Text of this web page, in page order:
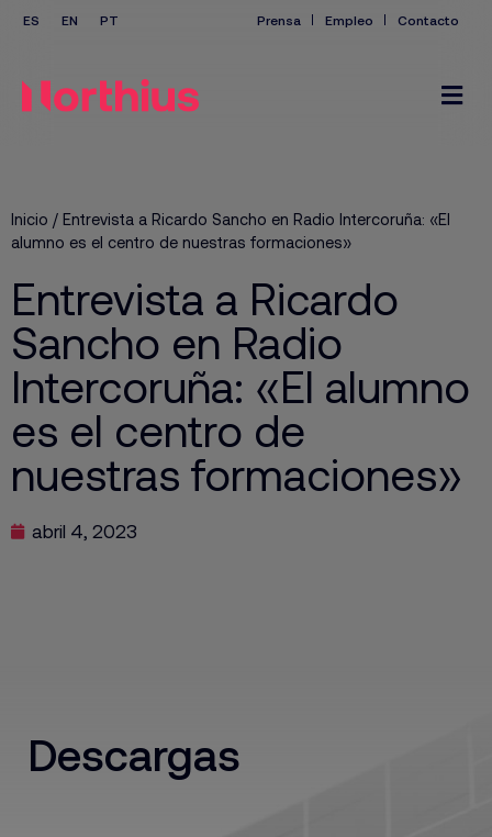
Prensa Empleo Contacto
Inicio / Entrevista a Ricardo Sancho en Radio Intercoruña: «El
alumno es el centro de nuestras formaciones»
Entrevista a Ricardo
Sancho en Radio
Intercoruña: «El alumno
es el centro de
nuestras formaciones»
abril 4, 2023
Descargas